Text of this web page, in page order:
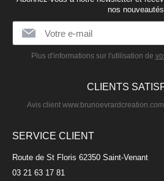
nos
Plus d'informations sur l'utilisation de
CLIENTS
Avis client www.brunoevrardcreation.com
SERVICE CLIENT
Route de St Floris 62350 Saint-Venant
03 21 63 17 81